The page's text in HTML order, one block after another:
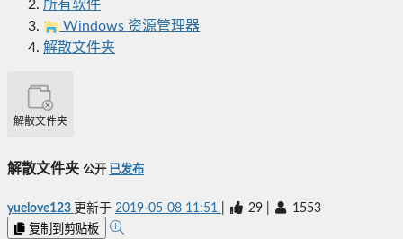
所有软件
Windows 资源管理器
解散文件夹
解散文件夹
解散文件夹 公开 已发布
yuelove123 更新于 2019-05-08 11:51 29 1553
复制到剪贴板